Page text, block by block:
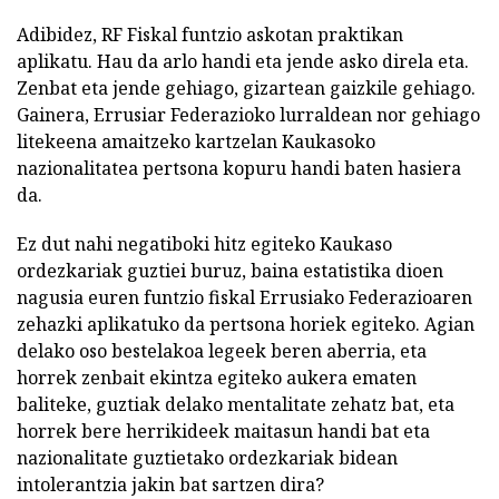
Adibidez, RF Fiskal funtzio askotan praktikan
aplikatu. Hau da arlo handi eta jende asko direla eta.
Zenbat eta jende gehiago, gizartean gaizkile gehiago.
Gainera, Errusiar Federazioko lurraldean nor gehiago
litekeena amaitzeko kartzelan Kaukasoko
nazionalitatea pertsona kopuru handi baten hasiera
da.
Ez dut nahi negatiboki hitz egiteko Kaukaso
ordezkariak guztiei buruz, baina estatistika dioen
nagusia euren funtzio fiskal Errusiako Federazioaren
zehazki aplikatuko da pertsona horiek egiteko. Agian
delako oso bestelakoa legeek beren aberria, eta
horrek zenbait ekintza egiteko aukera ematen
baliteke, guztiak delako mentalitate zehatz bat, eta
horrek bere herrikideek maitasun handi bat eta
nazionalitate guztietako ordezkariak bidean
intolerantzia jakin bat sartzen dira?